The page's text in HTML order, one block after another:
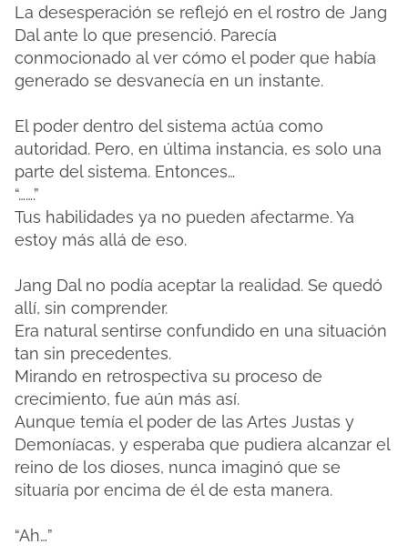
La desesperación se reflejó en el rostro de Jang
Dal ante lo que presenció. Parecía
conmocionado al ver cómo el poder que había
generado se desvanecía en un instante.
El poder dentro del sistema actúa como
autoridad. Pero, en última instancia, es solo una
parte del sistema. Entonces…
“…….”
Tus habilidades ya no pueden afectarme. Ya
estoy más allá de eso.
Jang Dal no podía aceptar la realidad. Se quedó
allí, sin comprender.
Era natural sentirse confundido en una situación
tan sin precedentes.
Mirando en retrospectiva su proceso de
crecimiento, fue aún más así.
Aunque temía el poder de las Artes Justas y
Demoníacas, y esperaba que pudiera alcanzar el
reino de los dioses, nunca imaginó que se
situaría por encima de él de esta manera.
“Ah…”